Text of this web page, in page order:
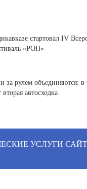
стартовал IV
«РОН»
за рулем объединяются: в
вторая автосходка
УСЛУГИ